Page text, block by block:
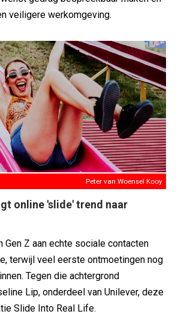
veiligere werkomgeving.
Peter van Woensel Kooy
online 'slide' trend naar
Gen Z aan echte sociale contacten
terwijl veel eerste ontmoetingen nog
Tegen die achtergrond
Lip, onderdeel van Unilever, deze
Slide Into Real Life.